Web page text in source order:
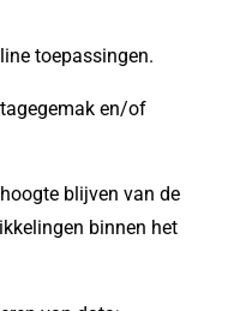
toepassingen.
en/of
blijven van de
binnen het